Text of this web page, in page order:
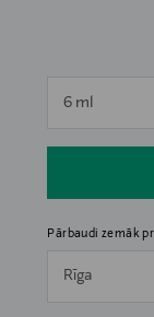
6 mlnull
Pārbaudi zemāk
Rīga